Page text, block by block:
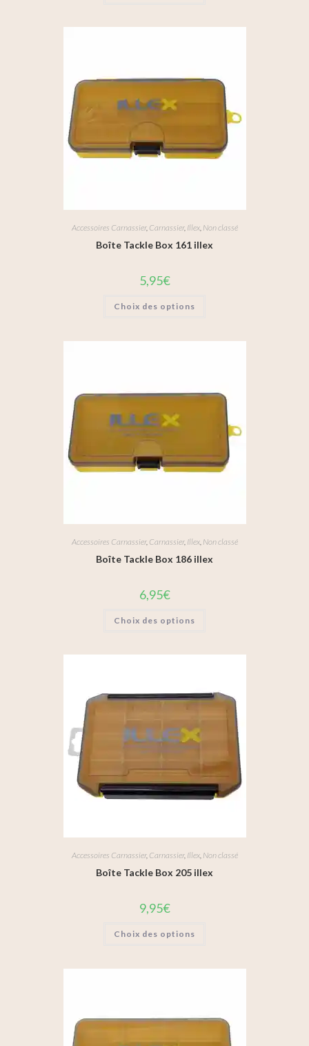
Accessoires Carnassier, Carnassier, Illex, Non classé
Boîte Tackle Box 161 illex
5,95€
Choix des options
Accessoires Carnassier, Carnassier, Illex, Non classé
Boîte Tackle Box 186 illex
6,95€
Choix des options
Accessoires Carnassier, Carnassier, Illex, Non classé
Boîte Tackle Box 205 illex
9,95€
Choix des options